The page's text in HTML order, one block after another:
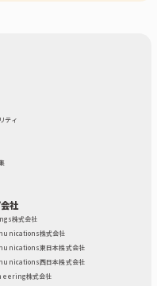
慮を行います。
生じる結果
人情報に関する情報の
用選考の対象外となる
い。また、これにより
む）、不利益等につい
せん。
問い合わせ窓口に
ティ
社
株式会社
株式会社
東日本株式会社
西日本株式会社
株式会社